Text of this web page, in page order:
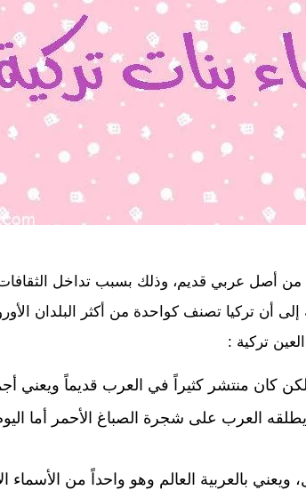
من أصل عربي قديم، وذلك بسبب تداخل
إلى أن تركيا تصنف كواحدة من أكثر البلدان
تركية :
كان منتشر كثيراً في العرب قديماً ويعني
العرب على شجرة الصباغ الأحمر أما
بالعربية العالم وهو واحداً من الأسماء